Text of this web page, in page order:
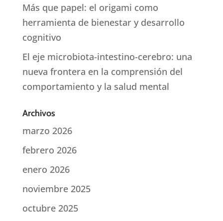
Más que papel: el origami como
herramienta de bienestar y desarrollo
cognitivo
El eje microbiota-intestino-cerebro: una
nueva frontera en la comprensión del
comportamiento y la salud mental
Archivos
marzo 2026
febrero 2026
enero 2026
noviembre 2025
octubre 2025